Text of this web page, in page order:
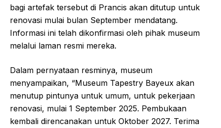
bagi artefak tersebut di Prancis akan ditutup untuk
renovasi mulai bulan September mendatang.
Informasi ini telah dikonfirmasi oleh pihak museum
melalui laman resmi mereka.
Dalam pernyataan resminya, museum
menyampaikan, “Museum Tapestry Bayeux akan
menutup pintunya untuk umum, untuk pekerjaan
renovasi, mulai 1 September 2025. Pembukaan
kembali direncanakan untuk Oktober 2027. Terima